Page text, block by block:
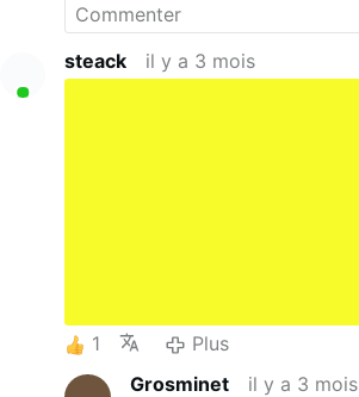
steack il y a 3 mois
1
Plus
Grosminet
il y a 3 mois